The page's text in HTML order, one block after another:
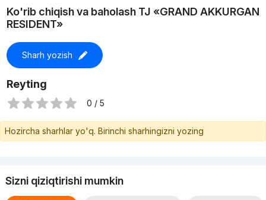
Ko'rib chiqish va baholash TJ «GRAND AKKURGAN
RESIDENT»
Sharh yozish
Reyting
0 / 5
Hozircha sharhlar yo'q. Birinchi sharhingizni yozing
Sizni qiziqtirishi mumkin